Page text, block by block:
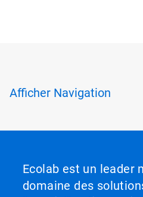
Afficher Navigation
Ecolab est un leader
domaine des